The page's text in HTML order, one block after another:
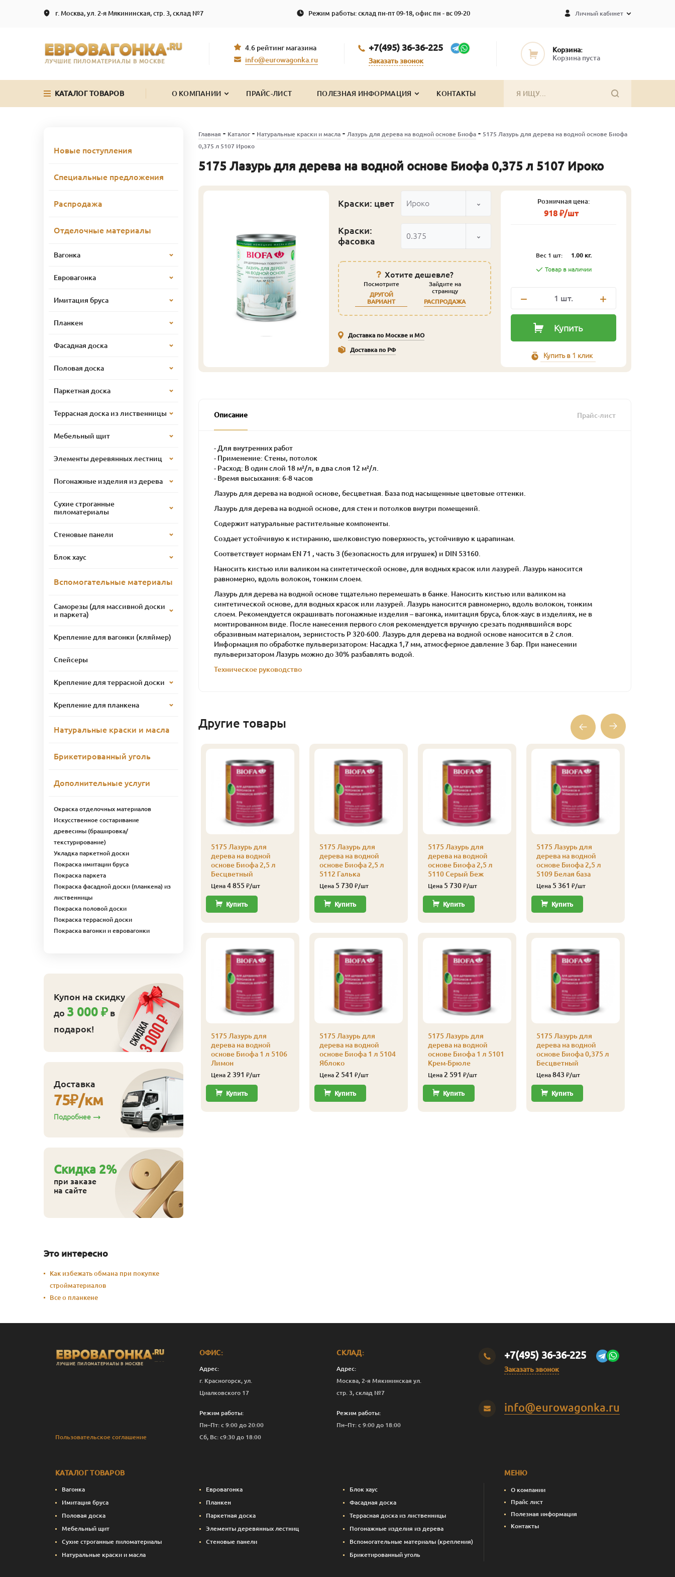
г. Москва, ул. 2-я Мякининская, стр. 3, склад №7 Режим работы: склад пн-пт 09-18, офис пн - вс 09-20 Личный кабинет
ЛУЧШИЕ ПИЛОМАТЕРИАЛЫ В МОСКВЕ
4.6 рейтинг магазина
info@eurowagonka.ru
+7(495) 36-36-225
Заказать звонок
Корзина:
Корзина пуста
КАТАЛОГ ТОВАРОВ О КОМПАНИИ ПРАЙС-ЛИСТ ПОЛЕЗНАЯ ИНФОРМАЦИЯ КОНТАКТЫ
Главная - Каталог- Натуральные краски и масла- Лазурь для дерева на водной основе Биофа- 5175 Лазурь для дерева на водной основе Биофа
0,375 л 5107 Ироко
5175 Лазурь для дерева на водной основе Биофа 0,375 л 5107 Ироко
Краски: цвет Ироко
Краски:
фасовка
0.375
Хотите дешевле?
Посмотрите
ДРУГОЙ
ВАРИАНТ
Зайдите на
страницу
РАСПРОДАЖА
Доставка по Москве и МО
Доставка по РФ
Розничная цена:
918 ₽/шт
Вес 1 шт: 1.00 кг.
Товар в наличии
1 шт.
Купить
Купить в 1 клик
Описание Прайс-лист
- Для внутренних работ
- Применение: Стены, потолок
- Расход: В один слой 18 м²/л, в два слоя 12 м²/л.
- Время высыхания: 6-8 часов
Лазурь для дерева на водной основе, бесцветная. База под насыщенные цветовые оттенки.
Лазурь для дерева на водной основе, для стен и потолков внутри помещений.
Содержит натуральные растительные компоненты.
Создает устойчивую к истиранию, шелковистую поверхность, устойчивую к царапинам.
Соответствует нормам EN 71 , часть 3 (безопасность для игрушек) и DIN 53160.
Наносить кистью или валиком на синтетической основе, для водных красок или лазурей. Лазурь наносится
равномерно, вдоль волокон, тонким слоем.
Лазурь для дерева на водной основе тщательно перемешать в банке. Наносить кистью или валиком на
синтетической основе, для водных красок или лазурей. Лазурь наносится равномерно, вдоль волокон, тонким
слоем. Рекомендуется окрашивать погонажные изделия – вагонка, имитация бруса, блок-хаус в изделиях, не в
монтированном виде. После нанесения первого слоя рекомендуется вручную срезать поднявшийся ворс
образивным материалом, зернистость Р 320-600. Лазурь для дерева на водной основе наносится в 2 слоя.
Информация по обработке пульверизатором: Насадка 1,7 мм, атмосферное давление 3 бар. При нанесении
пульверизатором Лазурь можно до 30% разбавлять водой.
Техническое руководство
Другие товары
Биофа 1 л 5108
Биофа 0,125 л
Крем-Брюле
5175 Лазурь для
дерева на водной
основе Биофа 1 л 5107
Ироко
Цена2 391₽/шт
5175 Лазурь для
дерева на водной
основе Биофа 2,5 л
Бесцветный
Цена 4 855 ₽/шт
Купить
5175 Лазурь для
дерева на водной
основе Биофа 1 л 5106
Лимон
Цена 2 391 ₽/шт
Купить
5175 Лазурь для
дерева на водной
основе Биофа 2,5 л
5112 Галька
Цена 5 730₽/шт
Купить
5175 Лазурь для
дерева на водной
основе Биофа 1 л 5104
Яблоко
Цена 2 541 ₽/шт
Купить
5175 Лазурь для
дерева на водной
основе Биофа 2,5 л
5110 Серый Беж
Цена 5 730₽/шт
Купить
5175 Лазурь для
дерева на водной
основе Биофа 1 л 5101
Крем-Брюле
Цена 2 591 ₽/шт
Купить
5175 Лазурь для
дерева на водной
основе Биофа 2,5 л
5109 Белая база
Цена 5 361 ₽/шт
Купить
5175 Лазурь для
дерева на водной
основе Биофа 0,375 л
Бесцветный
Цена 843 ₽/шт
Купить
Новые поступления
Специальные предложения
Распродажа
Отделочные материалы
Вагонка
Евровагонка
Имитация бруса
Планкен
Фасадная доска
Половая доска
Паркетная доска
Террасная доска из лиственницы
Мебельный щит
Элементы деревянных лестниц
Погонажные изделия из дерева
Сухие строганные
пиломатериалы
Стеновые панели
Блок хаус
Вспомогательные материалы
Саморезы (для массивной доски
и паркета)
Крепление для вагонки (кляймер)
Спейсеры
Крепление для террасной доски
Крепление для планкена
Натуральные краски и масла
Брикетированный уголь
Дополнительные услуги
Окраска отделочных материалов
Искусственное состаривание
древесины (брашировка/
текстурирование)
Укладка паркетной доски
Покраска имитации бруса
Покраска паркета
Покраска фасадной доски (планкена) из
лиственницы
Покраска половой доски
Покраска террасной доски
Покраска вагонки и евровагонки
Купон на скидку
до 3 000 ₽ в
подарок!
Доставка
75₽/км
Подробнее
Cкидка 2%
при заказе
на сайте
Это интересно
Как избежать обмана при покупке
стройматериалов
Все о планкене
ЛУЧШИЕ ПИЛОМАТЕРИАЛЫ В МОСКВЕ
Пользовательское соглашение
ОФИС:
Адрес:
г. Красногорск, ул.
Циалковского 17
Режим работы:
Пн–Пт: с 9:00 до 20:00
Сб, Вс: с9:30 до 18:00
СКЛАД:
Адрес:
Москва, 2-я Мякининская ул.
стр. 3, склад №7
Режим работы:
Пн–Пт: с 9:00 до 18:00
+7(495) 36-36-225
Заказать звонок
info@eurowagonka.ru
КАТАЛОГ ТОВАРОВ
Вагонка Евровагонка
Блок хаус
Имитация бруса
Планкен
Фасадная доска
Половая доска
Паркетная доска
Террасная доска из лиственницы
Мебельный щит
Элементы деревянных лестниц
Погонажные изделия из дерева
Сухие строганные пиломатериалы
Стеновые панели
Вспомогательные материалы (крепления)
Натуральные краски и масла
Брикетированный уголь
МЕНЮ
О компании
Прайс лист
Полезная информация
Контакты